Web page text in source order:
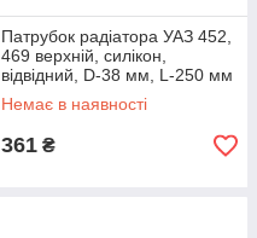
Патрубок радіатора УАЗ 452,
469 верхній, силікон,
відвідний, D-38 мм, L-250 мм
Немає в наявності
361 ₴